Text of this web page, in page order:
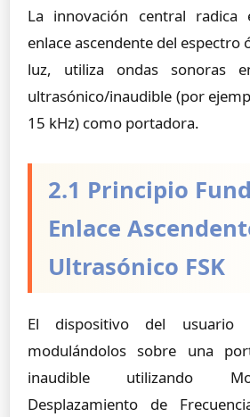
La innovación central radica
enlace ascendente del espectro
luz, utiliza ondas sonoras
ultrasónico/inaudible (por
15 kHz) como portadora.
2.1 Principio
Enlace
Ultrasónico FSK
El dispositivo del usuario
modulándolos sobre una
inaudible utilizando
Desplazamiento de